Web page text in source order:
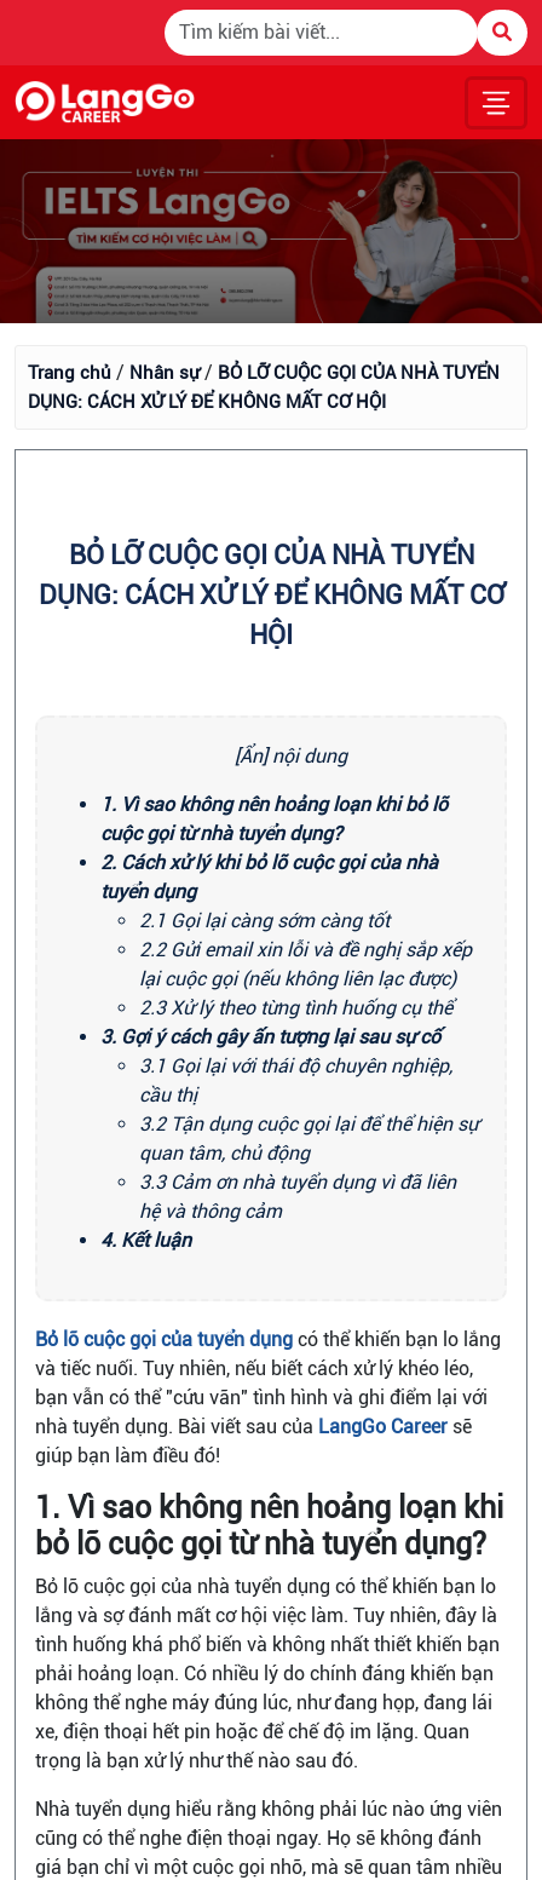
Trang chủ / Nhân sự/ BỎ LỠ CUỘC GỌI CỦA NHÀ TUYỂN
DỤNG: CÁCH XỬ LÝ ĐỂ KHÔNG MẤT CƠ HỘI
BỎ LỠ CUỘC GỌI CỦA NHÀ TUYỂN
DỤNG: CÁCH XỬ LÝ ĐỂ KHÔNG MẤT CƠ
HỘI
[Ẩn] nội dung
1. Vì sao không nên hoảng loạn khi bỏ lỡ
cuộc gọi từ nhà tuyển dụng?
2. Cách xử lý khi bỏ lỡ cuộc gọi của nhà
tuyển dụng
2.1 Gọi lại càng sớm càng tốt
2.2 Gửi email xin lỗi và đề nghị sắp xếp
lại cuộc gọi (nếu không liên lạc được)
2.3 Xử lý theo từng tình huống cụ thể
3. Gợi ý cách gây ấn tượng lại sau sự cố
3.1 Gọi lại với thái độ chuyên nghiệp,
cầu thị
3.2 Tận dụng cuộc gọi lại để thể hiện sự
quan tâm, chủ động
3.3 Cảm ơn nhà tuyển dụng vì đã liên
hệ và thông cảm
4. Kết luận
Bỏ lỡ cuộc gọi của tuyển dụng có thể khiến bạn lo lắng
và tiếc nuối. Tuy nhiên, nếu biết cách xử lý khéo léo,
bạn vẫn có thể "cứu vãn" tình hình và ghi điểm lại với
nhà tuyển dụng. Bài viết sau của LangGo Career sẽ
giúp bạn làm điều đó!
1. Vì sao không nên hoảng loạn khi
bỏ lỡ cuộc gọi từ nhà tuyển dụng?
Bỏ lỡ cuộc gọi của nhà tuyển dụng có thể khiến bạn lo
lắng và sợ đánh mất cơ hội việc làm. Tuy nhiên, đây là
tình huống khá phổ biến và không nhất thiết khiến bạn
phải hoảng loạn. Có nhiều lý do chính đáng khiến bạn
không thể nghe máy đúng lúc, như đang họp, đang lái
xe, điện thoại hết pin hoặc để chế độ im lặng. Quan
trọng là bạn xử lý như thế nào sau đó.
Nhà tuyển dụng hiểu rằng không phải lúc nào ứng viên
cũng có thể nghe điện thoại ngay. Họ sẽ không đánh
giá bạn chỉ vì một cuộc gọi nhỡ, mà sẽ quan tâm nhiều